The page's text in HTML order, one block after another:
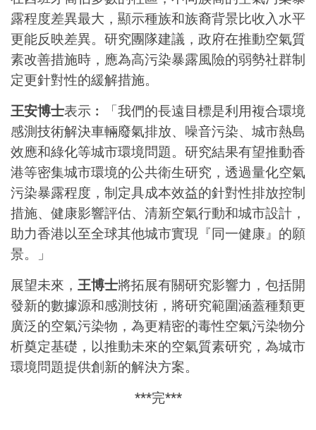
露程度差異最大，顯示種族和族裔背景比收入水平
更能反映差異。研究團隊建議，政府在推動空氣質
素改善措施時，應為高污染暴露風險的弱勢社群制
定更針對性的緩解措施。
王安博士表示︰「我們的長遠目標是利用複合環境
感測技術解決車輛廢氣排放、噪音污染、城市熱島
效應和綠化等城市環境問題。研究結果有望推動香
港等密集城市環境的公共衛生研究，透過量化空氣
污染暴露程度，制定具成本效益的針對性排放控制
措施、健康影響評估、清新空氣行動和城市設計，
助力香港以至全球其他城市實現『同一健康』的願
景。」
展望未來， 王博士將拓展有關研究影響力，包括開
發新的數據源和感測技術，將研究範圍涵蓋種類更
廣泛的空氣污染物，為更精密的毒性空氣污染物分
析奠定基礎，以推動未來的空氣質素研究，為城市
環境問題提供創新的解決方案。
***完***